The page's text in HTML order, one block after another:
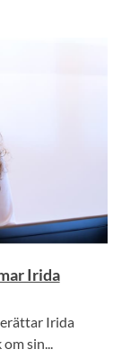
Irida
Irida
sin...